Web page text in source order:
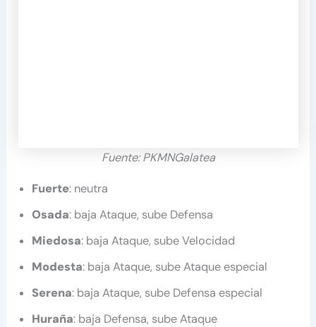
Fuente: PKMNGalatea
Fuerte: neutra
Osada: baja Ataque, sube Defensa
Miedosa: baja Ataque, sube Velocidad
Modesta: baja Ataque, sube Ataque especial
Serena: baja Ataque, sube Defensa especial
Huraña: baja Defensa, sube Ataque